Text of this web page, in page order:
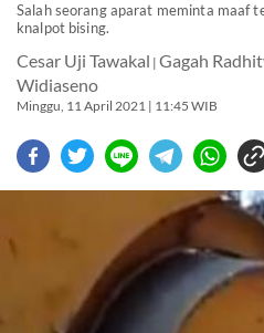
Salah seorang aparat meminta maaf
knalpot bising.
Cesar Uji Tawakal | Gagah
Widiaseno
Minggu, 11 April 2021 | 11:45 WIB